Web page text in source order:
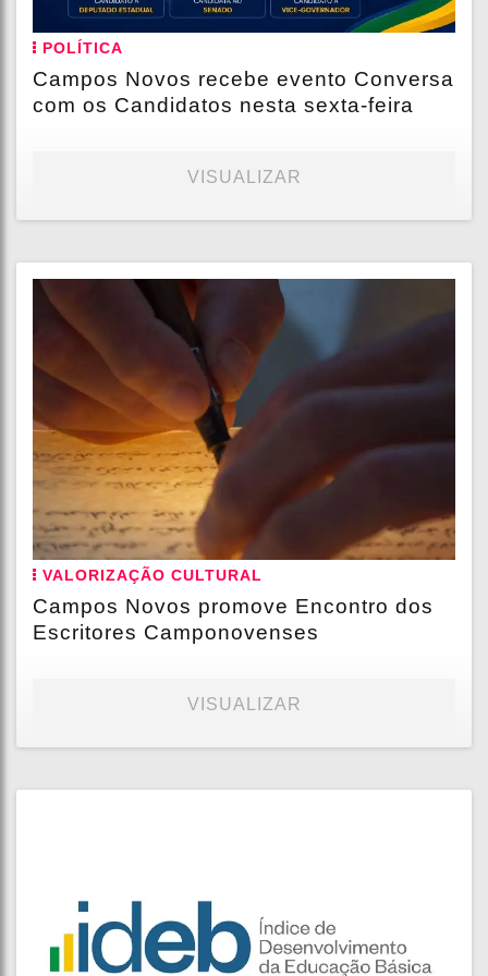
POLÍTICA
Campos Novos recebe evento Conversa
com os Candidatos nesta sexta-feira
VISUALIZAR
VALORIZAÇÃO CULTURAL
Campos Novos promove Encontro dos
Escritores Camponovenses
VISUALIZAR